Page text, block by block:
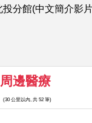
分館(中文簡介影
周邊醫療
(30 公里以內, 共 52 筆)